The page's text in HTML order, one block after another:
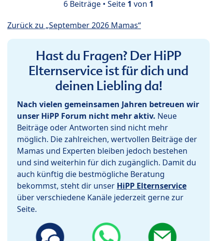
6 Beiträge • Seite 1 von 1
Zurück zu „September 2026 Mamas“
Hast du Fragen? Der HiPP
Elternservice ist für dich und
deinen Liebling da!
Nach vielen gemeinsamen Jahren betreuen wir
unser HiPP Forum nicht mehr aktiv. Neue
Beiträge oder Antworten sind nicht mehr
möglich. Die zahlreichen, wertvollen Beiträge der
Mamas und Experten bleiben jedoch bestehen
und sind weiterhin für dich zugänglich. Damit du
auch künftig die bestmögliche Beratung
bekommst, steht dir unser HiPP Elternservice
über verschiedene Kanäle jederzeit gerne zur
Seite.